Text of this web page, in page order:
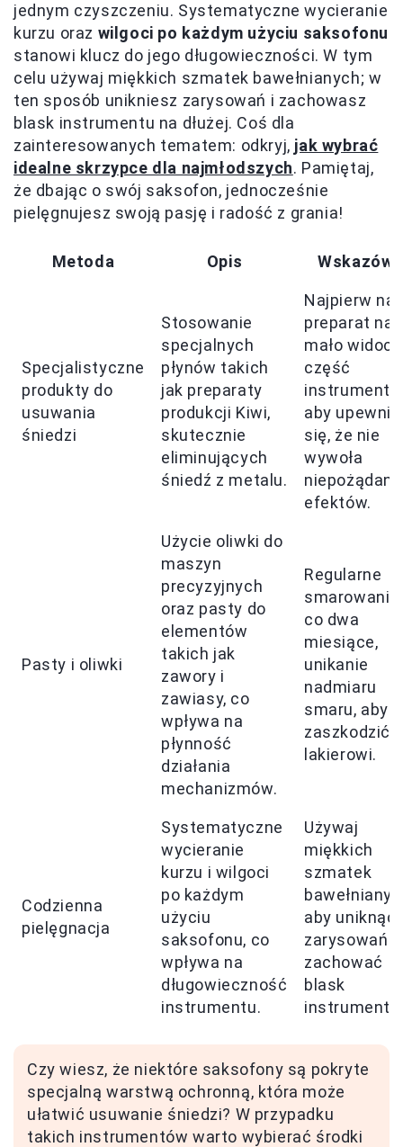
jednym czyszczeniu. Systematyczne wycieranie
kurzu oraz wilgoci po każdym użyciu saksofonu
stanowi klucz do jego długowieczności. W tym
celu używaj miękkich szmatek bawełnianych; w
ten sposób unikniesz zarysowań i zachowasz
blask instrumentu na dłużej. Coś dla
zainteresowanych tematem: odkryj, jak wybrać
idealne skrzypce dla najmłodszych. Pamiętaj,
że dbając o swój saksofon, jednocześnie
pielęgnujesz swoją pasję i radość z grania!
Metoda Opis
Specjalistyczne
produkty do
usuwania
śniedzi
Stosowanie
specjalnych
płynów takich
jak preparaty
produkcji Kiwi,
skutecznie
eliminujących
śniedź z metalu.
Najpierw
preparat na
mało
część
instrumentu,
aby upewnić
się, że nie
wywoła
efektów.
Pasty i oliwki
Użycie oliwki do
maszyn
precyzyjnych
oraz pasty do
elementów
takich jak
zawory i
zawiasy, co
wpływa na
płynność
działania
mechanizmów.
Regularne
smarowanie
co dwa
miesiące,
unikanie
nadmiaru
smaru, aby
zaszkodzić
lakierowi.
Codzienna
pielęgnacja
Systematyczne
wycieranie
kurzu i wilgoci
po każdym
użyciu
saksofonu, co
wpływa na
długowieczność
instrumentu.
Używaj
miękkich
szmatek
aby uniknąć
zarysowań i
zachować
blask
Czy wiesz, że niektóre saksofony są pokryte
specjalną warstwą ochronną, która może
ułatwić usuwanie śniedzi? W przypadku
takich instrumentów warto wybierać środki